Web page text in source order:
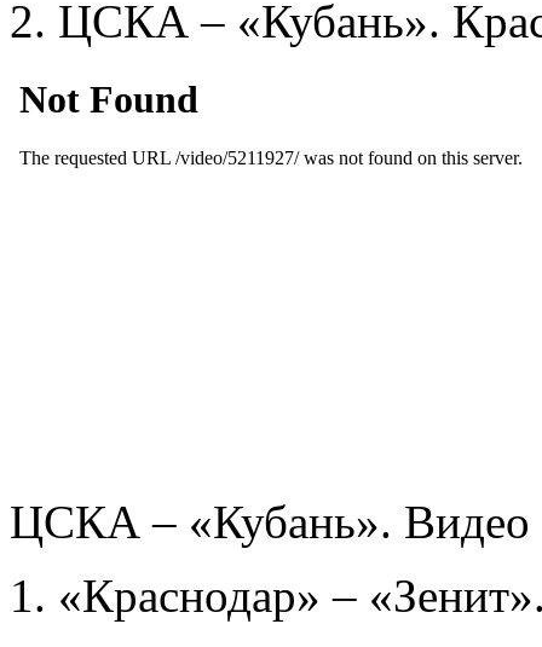
2. ЦСКА – «Кубань».
ЦСКА – «Кубань». Видео
1. «Краснодар» –